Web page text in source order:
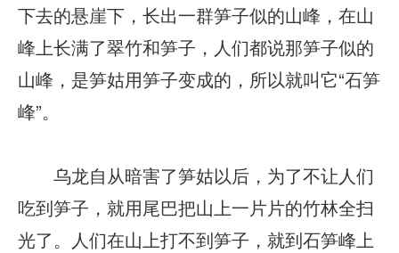
下去的悬崖下，长出一群笋子似的山峰，在山
峰上长满了翠竹和笋子，人们都说那笋子似的
山峰，是笋姑用笋子变成的，所以就叫它“石笋
峰”。
乌龙自从暗害了笋姑以后，为了不让人们
吃到笋子，就用尾巴把山上一片片的竹林全扫
光了。人们在山上打不到笋子，就到石笋峰上